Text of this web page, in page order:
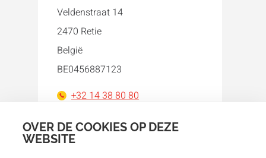
OVER DE COOKIES OP DEZE
WEBSITE
Veldenstraat 14
2470 Retie
België
BE0456887123
+32 14 38 80 80
Facebook